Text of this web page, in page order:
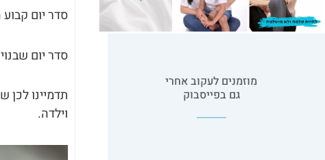
מוזמנים לעקוב אחרי
גם בפייסבוק
סדר יום
סדר יום
תדמיינו
וילדה.